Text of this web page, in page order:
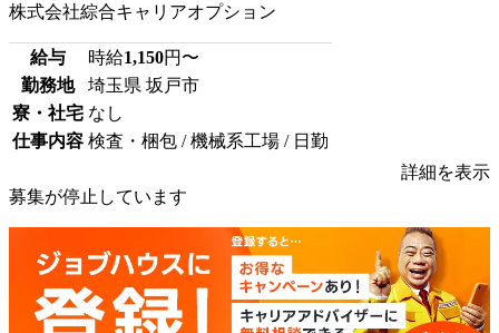
株式会社綜合キャリアオプション
給与 時給1,150円〜
勤務地
埼玉県 坂戸市
寮・社宅 なし
仕事内容 検査・梱包 / 機械系工場 / 日勤
詳細を表示
募集が停止しています